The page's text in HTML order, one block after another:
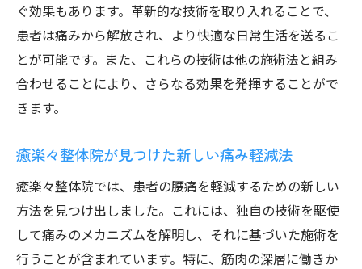
ぐ効果もあります。革新的な技術を取り入れることで、
患者は痛みから解放され、より快適な日常生活を送るこ
とが可能です。また、これらの技術は他の施術法と組み
合わせることにより、さらなる効果を発揮することがで
きます。
癒楽々整体院が見つけた新しい痛み軽減法
癒楽々整体院では、患者の腰痛を軽減するための新しい
方法を見つけ出しました。これには、独自の技術を駆使
して痛みのメカニズムを解明し、それに基づいた施術を
行うことが含まれています。特に、筋肉の深層に働きか